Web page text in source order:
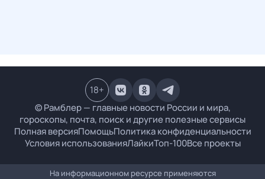
© Рамблер — главные новости России и мира,
гороскопы, почта, поиск и другие полезные сервисы
Полная версияПомощьПолитика конфиденциальности
Условия использованияЛайкиТоп-100Все проекты
18+
На информационном ресурсе применяются